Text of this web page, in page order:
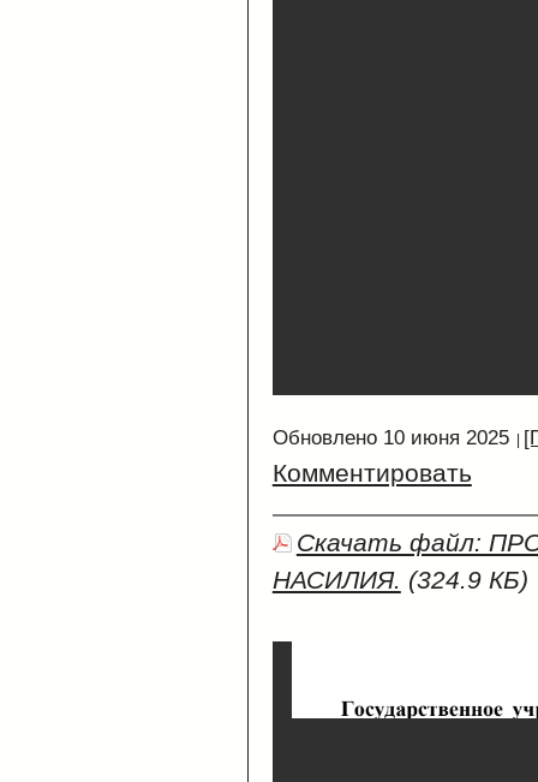
Обновлено 10 июня 2025
Комментировать
Скачать файл:
НАСИЛИЯ. (324.9 КБ)